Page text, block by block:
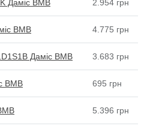
Даміс ВМВ 2.954 грн
ВМВ 4.775 грн
Даміс ВМВ 3.683 грн
ВМВ 695 грн
5.396 грн